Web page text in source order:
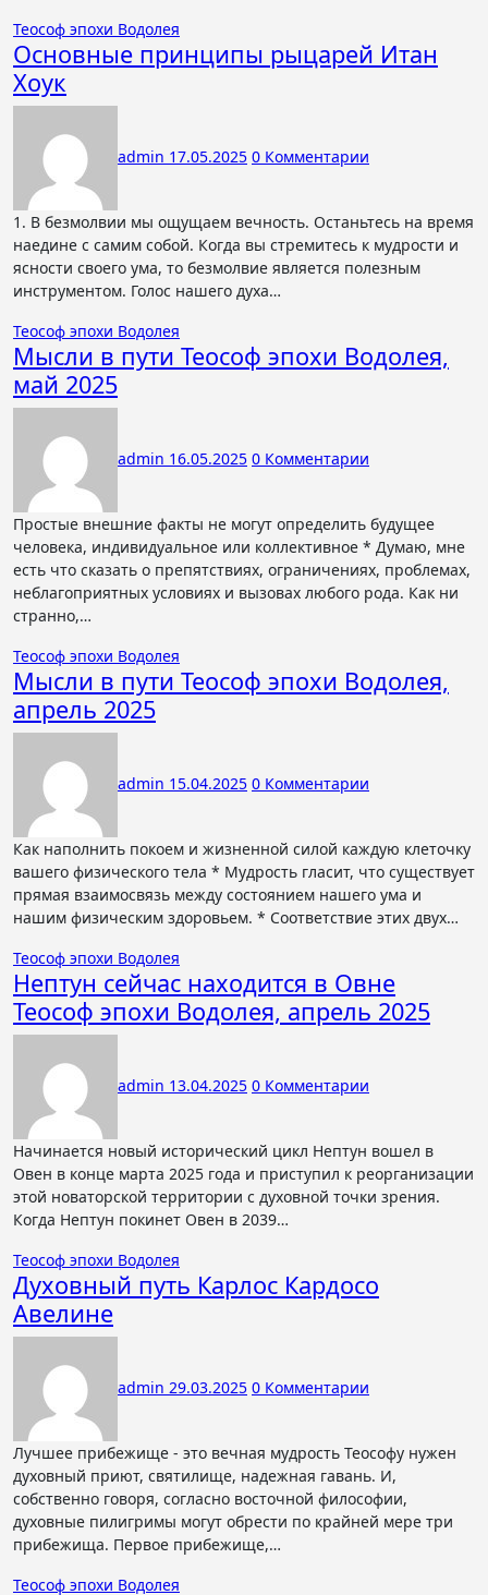
Теософ эпохи Водолея
Основные принципы рыцарей Итан
Хоук
admin 17.05.2025 0 Комментарии
1. В безмолвии мы ощущаем вечность. Останьтесь на время
наедине с самим собой. Когда вы стремитесь к мудрости и
ясности своего ума, то безмолвие является полезным
инструментом. Голос нашего духа…
Теософ эпохи Водолея
Мысли в пути Теософ эпохи Водолея,
май 2025
admin 16.05.2025 0 Комментарии
Простые внешние факты не могут определить будущее
человека, индивидуальное или коллективное * Думаю, мне
есть что сказать о препятствиях, ограничениях, проблемах,
неблагоприятных условиях и вызовах любого рода. Как ни
странно,…
Теософ эпохи Водолея
Мысли в пути Теософ эпохи Водолея,
апрель 2025
admin 15.04.2025 0 Комментарии
Как наполнить покоем и жизненной силой каждую клеточку
вашего физического тела * Мудрость гласит, что существует
прямая взаимосвязь между состоянием нашего ума и
нашим физическим здоровьем. * Соответствие этих двух…
Теософ эпохи Водолея
Нептун сейчас находится в Овне
Теософ эпохи Водолея, апрель 2025
admin 13.04.2025 0 Комментарии
Начинается новый исторический цикл Нептун вошел в
Овен в конце марта 2025 года и приступил к реорганизации
этой новаторской территории с духовной точки зрения.
Когда Нептун покинет Овен в 2039…
Теософ эпохи Водолея
Духовный путь Карлос Кардосо
Авелине
admin 29.03.2025 0 Комментарии
Лучшее прибежище - это вечная мудрость Теософу нужен
духовный приют, святилище, надежная гавань. И,
собственно говоря, согласно восточной философии,
духовные пилигримы могут обрести по крайней мере три
прибежища. Первое прибежище,…
Теософ эпохи Водолея